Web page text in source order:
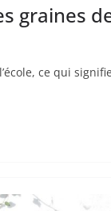
graines
ce qui